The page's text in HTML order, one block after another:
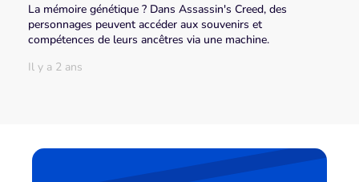
La mémoire génétique ? Dans Assassin's Creed, des
personnages peuvent accéder aux souvenirs et
compétences de leurs ancêtres via une machine.
Il y a 2 ans